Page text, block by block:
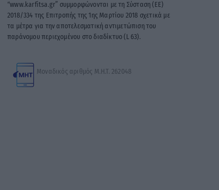
“www.karfitsa.gr” συμμορφώνονται με τη Σύσταση (ΕΕ)
2018/334 της Επιτροπής της 1ης Μαρτίου 2018 σχετικά με
τα μέτρα για την αποτελεσματική αντιμετώπιση του
παράνομου περιεχομένου στο διαδίκτυο (L 63).
Μοναδικός αριθμός Μ.Η.Τ. 262048